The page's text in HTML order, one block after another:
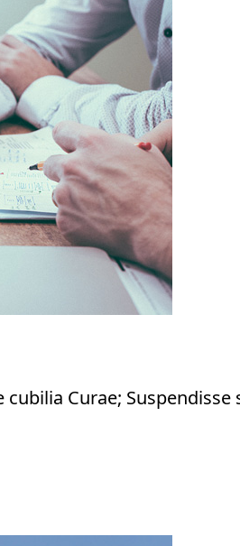
Curae; Suspendisse